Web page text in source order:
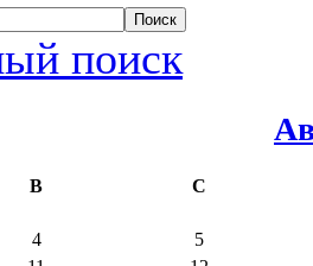
поиск
В С
4
5